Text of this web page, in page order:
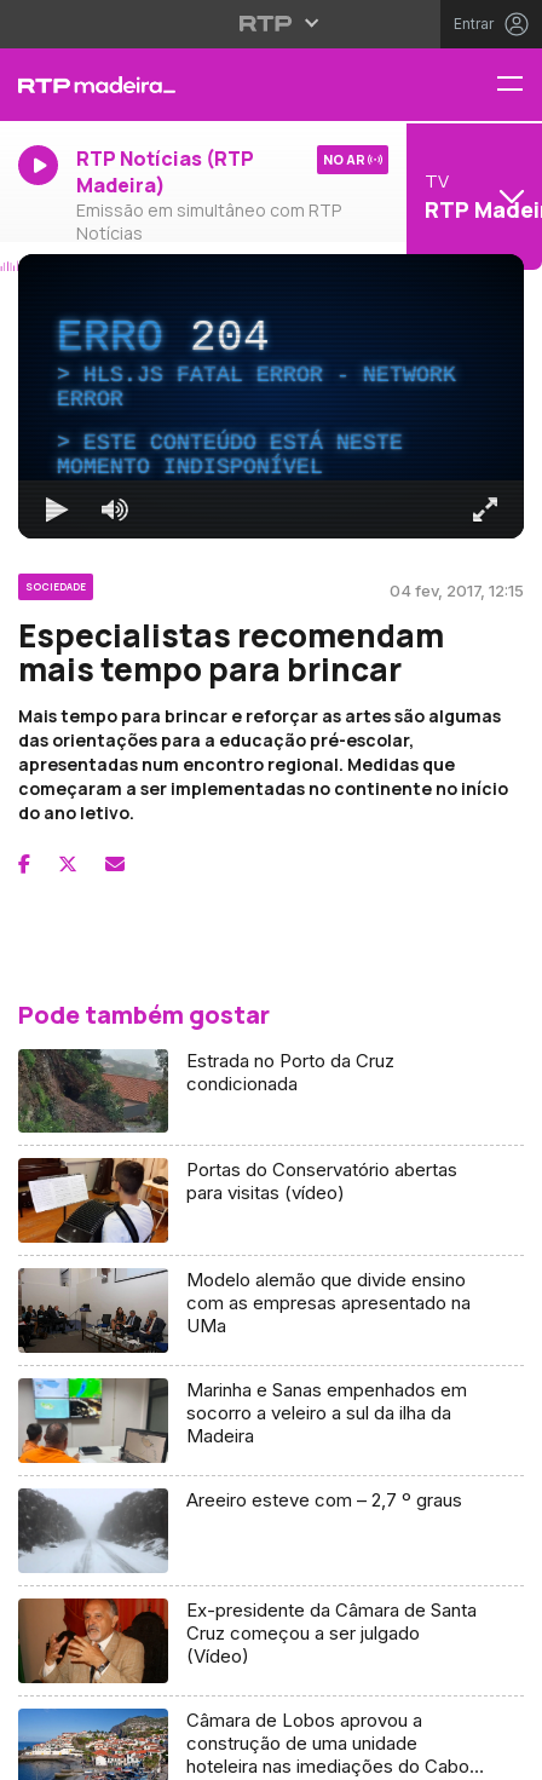
Entrar
RTP Notícias (RTP
Madeira)
Emissão em simultâneo com RTP
Notícias
NO AR
TV
RTP
ERRO204
HLS.JS FATAL ERROR - NETWORK
ERROR
ESTE CONTEÚDO ESTÁ NESTE
MOMENTO INDISPONÍVEL
SOCIEDADE 04 fev, 2017, 12:15
Especialistas recomendam
mais tempo para brincar
Mais tempo para brincar e reforçar as artes são algumas
das orientações para a educação pré-escolar,
apresentadas num encontro regional. Medidas que
começaram a ser implementadas no continente no início
do ano letivo.
Pode também gostar
Estrada no Porto da Cruz
condicionada
Portas do Conservatório abertas
para visitas (vídeo)
Modelo alemão que divide ensino
com as empresas apresentado na
UMa
Marinha e Sanas empenhados em
socorro a veleiro a sul da ilha da
Madeira
Areeiro esteve com – 2,7 º graus
Ex-presidente da Câmara de Santa
Cruz começou a ser julgado
(Vídeo)
Câmara de Lobos aprovou a
construção de uma unidade
hoteleira nas imediações do Cabo